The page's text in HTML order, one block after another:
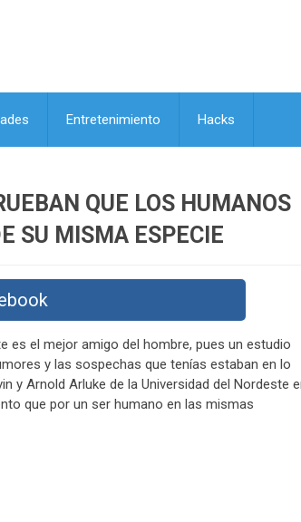
Entretenimiento Hacks
QUE LOS HUMANOS
SU MISMA ESPECIE
es el mejor amigo del hombre, pues un estudio
y las sospechas que tenías estaban en lo
y Arnold Arluke de la Universidad del Nordeste
que por un ser humano en las mismas